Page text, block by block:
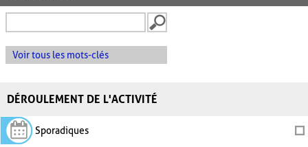
Voir tous les mots-clés
DÉROULEMENT DE L'ACTIVITÉ
Sporadiques